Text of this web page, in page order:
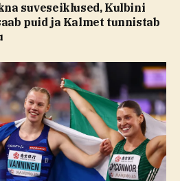
suveseiklused, Kulbini
puid ja Kalmet tunnistab